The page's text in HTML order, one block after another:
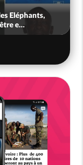
Eléphants,
e...